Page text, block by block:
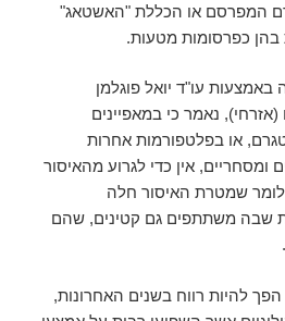
המפרסם או הכללת "האשטאג"
בהן כפרסומות מטעות.
עו"ד יואל פוגלמן
נאמר כי במאפיינים
או בפלטפורמות אחרות
ומסחריים, אין כדי לגרוע מהאיסור
לומר שמטרת האיסור חלה
שבה משתתפים גם קטינים, שהם
להיות רווח בשנים האחרונות,